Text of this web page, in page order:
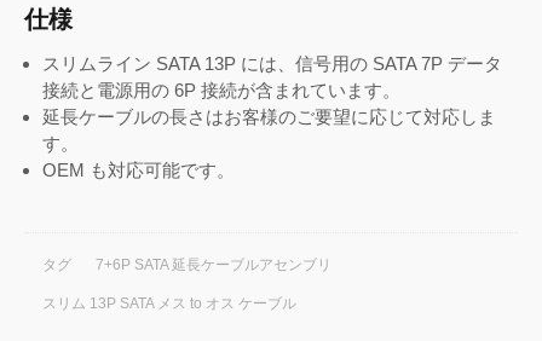
仕様
スリムライン SATA 13P には、信号用の SATA 7P データ
接続と電源用の 6P 接続が含まれています。
延長ケーブルの長さはお客様のご要望に応じて対応しま
す。
OEM も対応可能です。
タグ 7+6P SATA 延長ケーブルアセンブリ
スリム 13P SATA メス to オス ケーブル